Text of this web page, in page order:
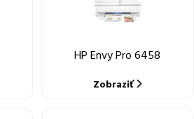
HP Envy Pro 6458
Zobraziť